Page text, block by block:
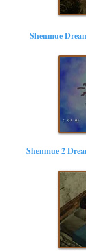
Shenmue
Shenmue 2